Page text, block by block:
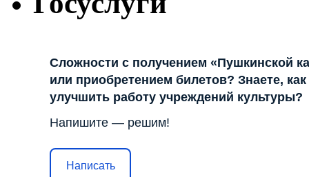
Сложности с получением «Пушкинской
или приобретением билетов? Знаете, как
улучшить работу учреждений культуры?
Напишите — решим!
Написать